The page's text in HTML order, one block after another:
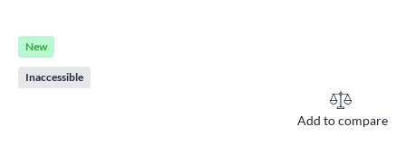
New
Inaccessible
Add to compare